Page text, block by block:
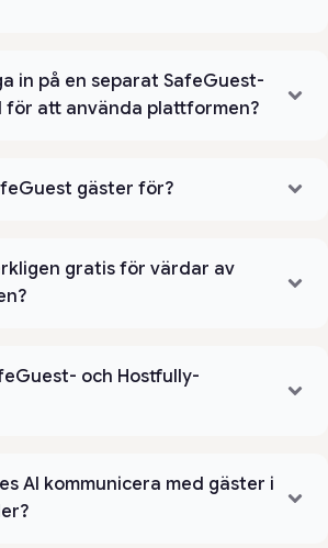
in på en separat SafeGuest-
för att använda plattformen?
gäster för?
gratis för värdar av
och Hostfully-
AI kommunicera med gäster i